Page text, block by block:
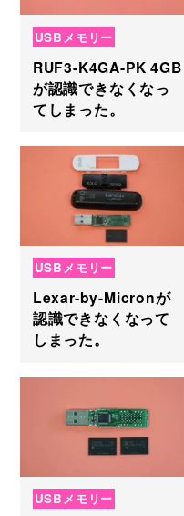
USBメモリー
RUF3-K4GA-PK 4GB
が認識できなくなっ
てしまった。
USBメモリー
Lexar-by-Micronが
認識できなくなって
しまった。
USBメモリー